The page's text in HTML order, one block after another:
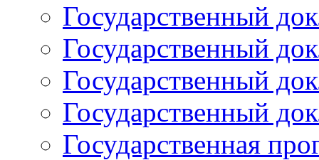
Государственный
Государственный
Государственный
Государственный
Государственная